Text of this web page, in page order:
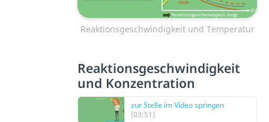
Reaktionsgeschwindigkeit und Temperatur
Reaktionsgeschwindigkeit
und Konzentration
zur Stelle im Video springen
(03:51)